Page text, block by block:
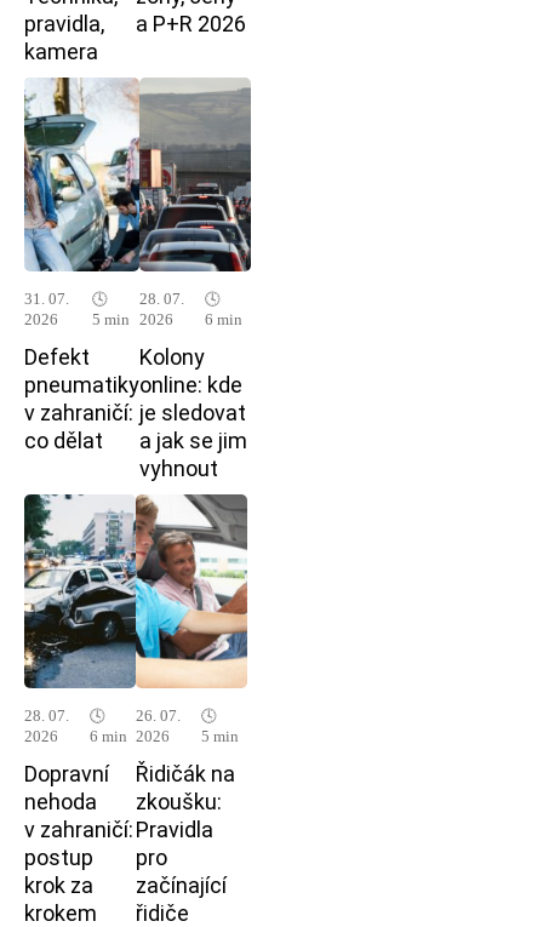
pravidla,
kamera
a P+R 2026
31. 07.
2026
🕓
5 min
Defekt
pneumatiky
v zahraničí:
co dělat
28. 07.
2026
🕓
6 min
Kolony
online: kde
je sledovat
a jak se jim
vyhnout
28. 07.
2026
🕓
6 min
Dopravní
nehoda
v zahraničí:
postup
krok za
krokem
26. 07.
2026
🕓
5 min
Řidičák na
zkoušku:
Pravidla
pro
začínající
řidiče